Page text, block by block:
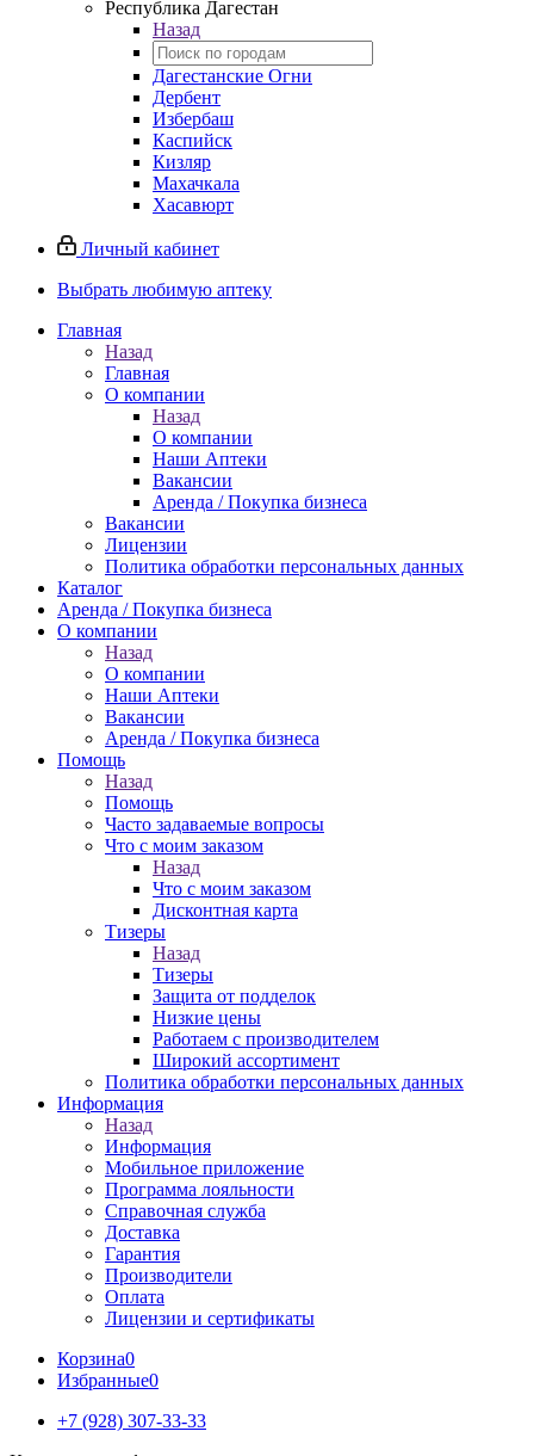
Республика Дагестан
Назад
Дагестанские Огни
Дербент
Избербаш
Каспийск
Кизляр
Махачкала
Хасавюрт
Личный кабинет
Выбрать любимую аптеку
Главная
Назад
Главная
О компании
Назад
О компании
Наши Аптеки
Вакансии
Аренда / Покупка бизнеса
Вакансии
Лицензии
Политика обработки персональных данных
Каталог
Аренда / Покупка бизнеса
О компании
Назад
О компании
Наши Аптеки
Вакансии
Аренда / Покупка бизнеса
Помощь
Назад
Помощь
Часто задаваемые вопросы
Что с моим заказом
Назад
Что с моим заказом
Дисконтная карта
Тизеры
Назад
Тизеры
Защита от подделок
Низкие цены
Работаем с производителем
Широкий ассортимент
Политика обработки персональных данных
Информация
Назад
Информация
Мобильное приложение
Программа лояльности
Справочная служба
Доставка
Гарантия
Производители
Оплата
Лицензии и сертификаты
Корзина0
Избранные0
+7 (928) 307-33-33